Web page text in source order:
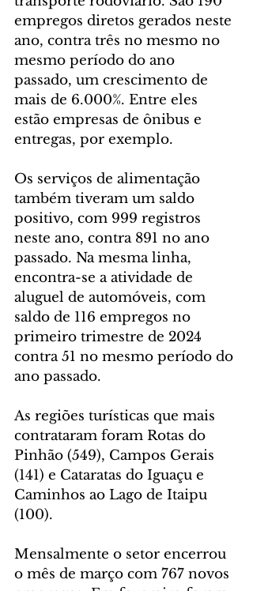
empregos diretos gerados neste
ano, contra três no mesmo no
mesmo período do ano
passado, um crescimento de
mais de 6.000%. Entre eles
estão empresas de ônibus e
entregas, por exemplo.
Os serviços de alimentação
também tiveram um saldo
positivo, com 999 registros
neste ano, contra 891 no ano
passado. Na mesma linha,
encontra-se a atividade de
aluguel de automóveis, com
saldo de 116 empregos no
primeiro trimestre de 2024
contra 51 no mesmo período do
ano passado.
As regiões turísticas que mais
contrataram foram Rotas do
Pinhão (549), Campos Gerais
(141) e Cataratas do Iguaçu e
Caminhos ao Lago de Itaipu
(100).
Mensalmente o setor encerrou
o mês de março com 767 novos